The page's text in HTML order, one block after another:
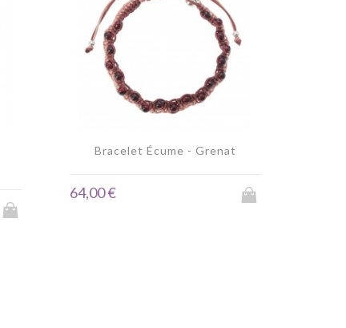
Bracelet Écume - Grenat
64,00 €